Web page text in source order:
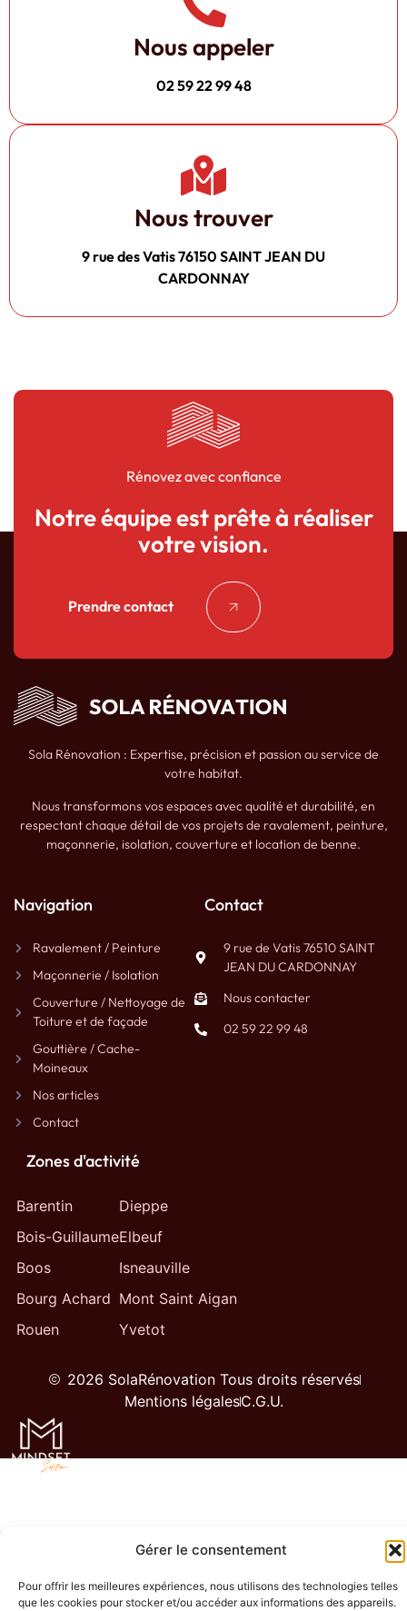
Gérer le consentement
Pour offrir les meilleures expériences, nous utilisons des technologies telles
que les cookies pour stocker et/ou accéder aux informations des appareils.
Nous appeler
02 59 22 99 48
Nous trouver
9 rue des Vatis 76150 SAINT JEAN DU
CARDONNAY
Rénovez avec confiance
Notre équipe est prête à réaliser
votre vision.
Prendre contact
Sola Rénovation : Expertise, précision et passion au service de
votre habitat.
Nous transformons vos espaces avec qualité et durabilité, en
respectant chaque détail de vos projets de ravalement, peinture,
maçonnerie, isolation, couverture et location de benne.
Navigation
Ravalement / Peinture
Maçonnerie / Isolation
Couverture / Nettoyage de
Toiture et de façade
Gouttière / Cache-
Moineaux
Nos articles
Contact
Contact
9 rue de Vatis 76510 SAINT
JEAN DU CARDONNAY
Nous contacter
02 59 22 99 48
Zones d'activité
Barentin
Bois-Guillaume
Boos
Bourg Achard
Rouen
Dieppe
Elbeuf
Isneauville
Mont Saint Aigan
Yvetot
2026 SolaRénovation Tous droits réservés
Mentions légalesC.G.U.